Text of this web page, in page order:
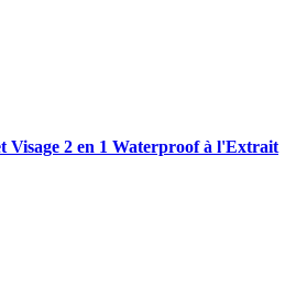
Visage 2 en 1 Waterproof à l'Extrait